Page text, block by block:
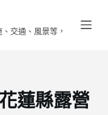
交通、風景等，
蓮縣露營